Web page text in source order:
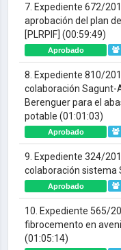
7. Expediente 672/
aprobación del plan
[PLRPIF] (00:59:49)
Aprobado
8. Expediente 810/
colaboración Sagunt-
Berenguer para el
potable (01:01:03)
Aprobado
9. Expediente 324/
colaboración sistema
Aprobado
10. Expediente 565/
fibrocemento en
(01:05:14)